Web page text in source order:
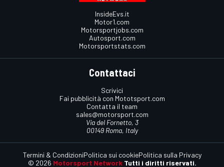
InsideEvs.it
Motor1.com
Motorsportjobs.com
Autosport.com
Motorsportstats.com
Contattaci
Scrivici
Fai pubblicità con Mototsport.com
Contatta il team
sales@motorsport.com
Via del Fornetto, 3
00149 Roma, Italy
© 2026 Motorsport Network Tutti i diritti riservati.
Termini & CondizioniPolitica sui cookiePolitica sulla Privacy